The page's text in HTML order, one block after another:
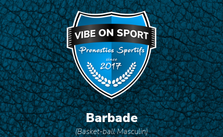
Barbade
(Basket-ball Masculin)